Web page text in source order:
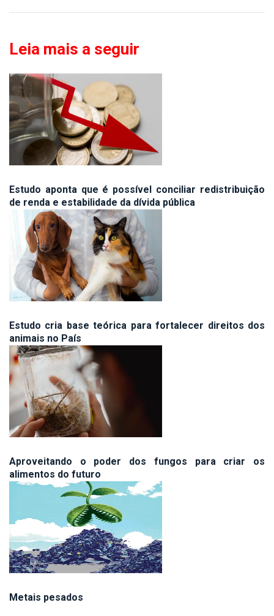
Leia mais a seguir
Estudo aponta que é possível conciliar redistribuição
de renda e estabilidade da dívida pública
Estudo cria base teórica para fortalecer direitos dos
animais no País
Aproveitando o poder dos fungos para criar os
alimentos do futuro
Metais pesados